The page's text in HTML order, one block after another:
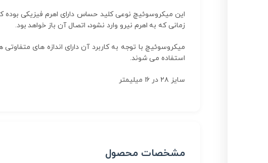
این میکروسوئیچ نوعی کلید حساس دارای اهرم فیزیکی
زمانی که به اهرم نیرو وارد نشود، اتصال آن باز خواهد بود.
میکروسوئیچ با توجه به کاربرد آن دارای اندازه های
استفاده می شوند.
سایز ۲۸ در ۱۶ میلیمتر
مشخصات محصول